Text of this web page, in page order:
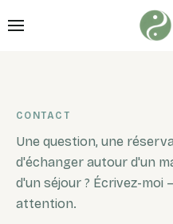
CONTACT
Une question, une
d'échanger autour d'un
d'un séjour ? Écrivez-moi
attention.